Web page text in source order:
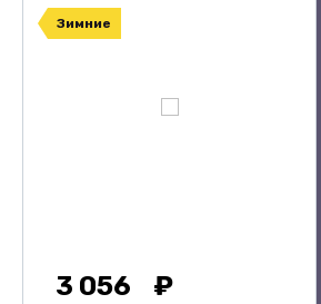
Зимние
3 056